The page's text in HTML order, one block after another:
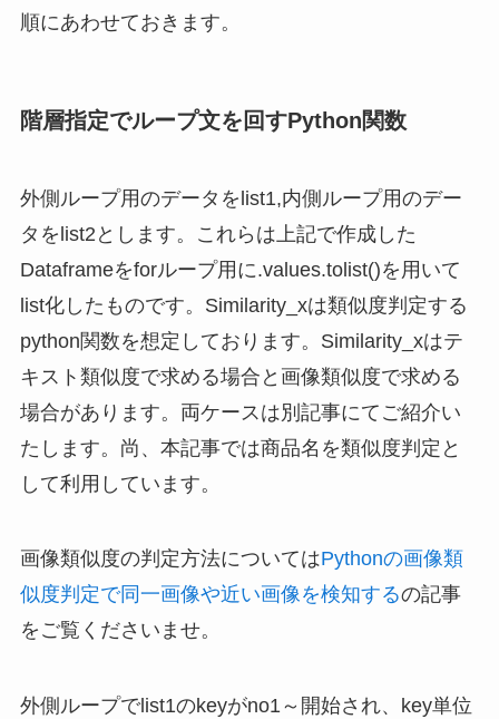
順にあわせておきます。
階層指定でループ文を回すPython関数
外側ループ用のデータをlist1,内側ループ用のデー
タをlist2とします。これらは上記で作成した
Dataframeをforループ用に.values.tolist()を用いて
list化したものです。Similarity_xは類似度判定する
python関数を想定しております。Similarity_xはテ
キスト類似度で求める場合と画像類似度で求める
場合があります。両ケースは別記事にてご紹介い
たします。尚、本記事では商品名を類似度判定と
して利用しています。
画像類似度の判定方法についてはPythonの画像類
似度判定で同一画像や近い画像を検知するの記事
をご覧くださいませ。
外側ループでlist1のkeyがno1～開始され、key単位